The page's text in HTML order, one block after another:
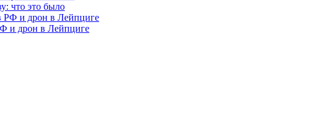
что это было
и дрон в Лейпциге